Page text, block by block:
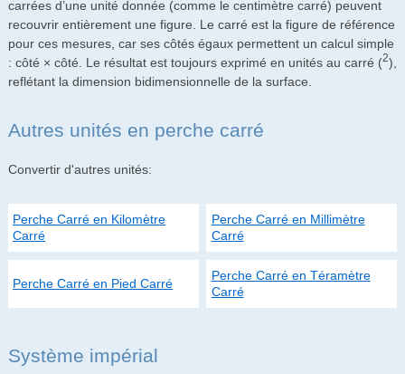
carrées d’une unité donnée (comme le centimètre carré) peuvent
recouvrir entièrement une figure. Le carré est la figure de référence
pour ces mesures, car ses côtés égaux permettent un calcul simple
: côté × côté. Le résultat est toujours exprimé en unités au carré (2),
reflétant la dimension bidimensionnelle de la surface.
Autres unités en perche carré
Convertir d'autres unités:
Perche Carré en Kilomètre
Carré
Perche Carré en Millimètre
Carré
Perche Carré en Pied Carré
Perche Carré en Téramètre
Carré
Système impérial